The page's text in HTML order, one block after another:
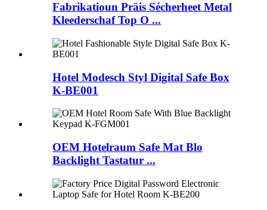
Fabrikatioun Präis Sécherheet Metal
Kleederschaf Top O ...
Hotel Modesch Styl Digital Safe Box
K-BE001
OEM Hotelraum Safe Mat Blo
Backlight Tastatur ...